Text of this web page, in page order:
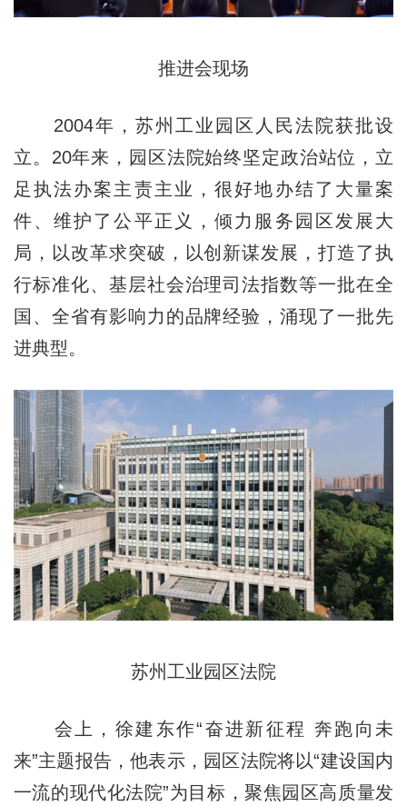
推进会现场
2004年，苏州工业园区人民法院获批设
立。20年来，园区法院始终坚定政治站位，立
足执法办案主责主业，很好地办结了大量案
件、维护了公平正义，倾力服务园区发展大
局，以改革求突破，以创新谋发展，打造了执
行标准化、基层社会治理司法指数等一批在全
国、全省有影响力的品牌经验，涌现了一批先
进典型。
苏州工业园区法院
会上，徐建东作“奋进新征程 奔跑向未
来”主题报告，他表示，园区法院将以“建设国内
一流的现代化法院”为目标，聚焦园区高质量发